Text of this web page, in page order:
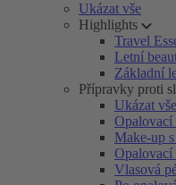
Ukázat vše
Highlights
Travel
Letní
Základní
Přípravky proti
Ukázat vše
Opalovací
Make-up
Opalovací
Vlasová